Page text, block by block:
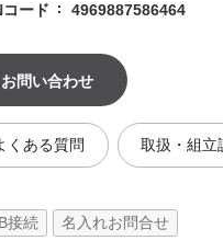
ード
4969887586464
お問い合わせ
くある質問 取扱・組立
接続 名入れお問合せ